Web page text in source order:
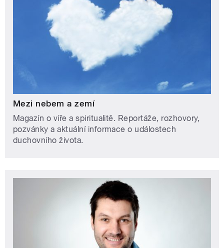
Mezi nebem a zemí
Magazín o víře a spiritualitě. Reportáže, rozhovory,
pozvánky a aktuální informace o událostech
duchovního života.